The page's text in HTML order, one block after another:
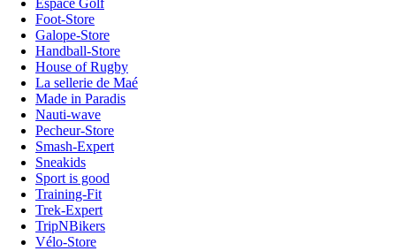
Espace Golf
Foot-Store
Galope-Store
Handball-Store
House of Rugby
La sellerie de Maé
Made in Paradis
Nauti-wave
Pecheur-Store
Smash-Expert
Sneakids
Sport is good
Training-Fit
Trek-Expert
TripNBikers
Vélo-Store